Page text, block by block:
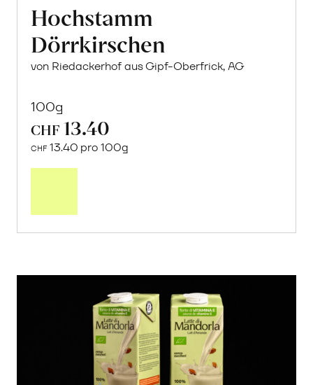
Hochstamm
Dörrkirschen
von Riedackerhof aus Gipf-Oberfrick, AG
100g
CHF 13.40
CHF 13.40 pro 100g